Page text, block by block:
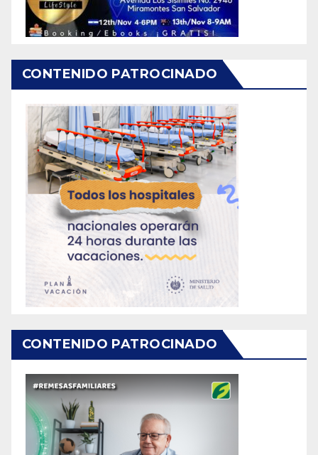
CONTENIDO PATROCINADO
CONTENIDO PATROCINADO